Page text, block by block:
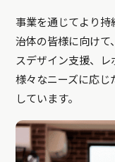
事業を通じてより持
治体の皆様に向けて
スデザイン支援、レ
様々なニーズに応じ
しています。